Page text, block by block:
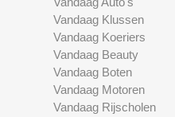
Vandaag Klussen
Vandaag Koeriers
Vandaag Beauty
Vandaag Boten
Vandaag Motoren
Vandaag Rijscholen